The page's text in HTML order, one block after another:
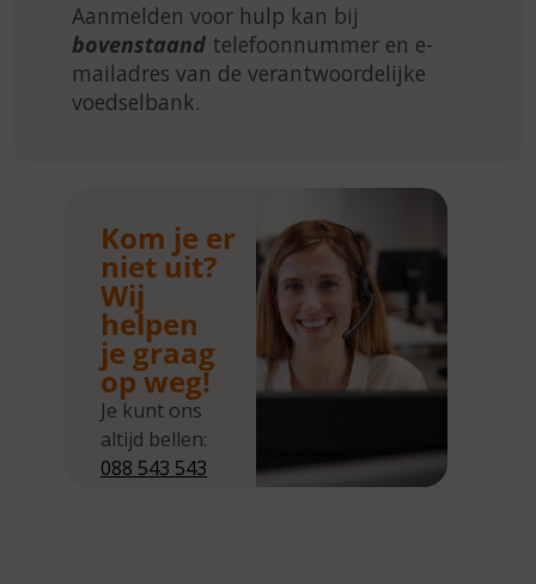
Aanmelden voor hulp kan bij
bovenstaand telefoonnummer en e-
mailadres van de verantwoordelijke
voedselbank.
Kom je er
niet uit?
Wij
helpen
je graag
op weg!
Je kunt ons
altijd bellen:
088 543 543